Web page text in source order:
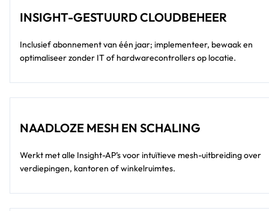
INSIGHT-GESTUURD CLOUDBEHEER
Inclusief abonnement van één jaar; implementeer, bewaak en
optimaliseer zonder IT of hardwarecontrollers op locatie.
NAADLOZE MESH EN SCHALING
Werkt met alle Insight-AP’s voor intuïtieve mesh-uitbreiding over
verdiepingen, kantoren of winkelruimtes.